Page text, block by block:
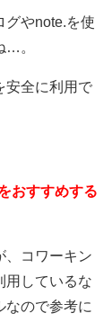
グやnote.を使
…。
安全に利用で
おすすめする
、コワーキン
用しているな
なので参考に